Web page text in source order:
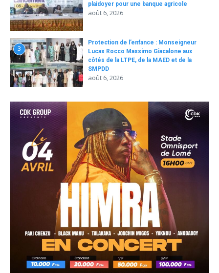
plaidoyer pour une banque agricole
août 6, 2026
3
Protection de l’enfance : Monseigneur
Lucas Rocco Massimo Giacalone aux
côtés de la LTPE, de la MAED et de la
SMPDD
août 6, 2026